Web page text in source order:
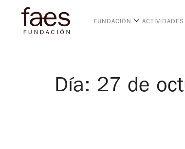
FUNDACIÓN ACTIVIDADES
Día: 27 de